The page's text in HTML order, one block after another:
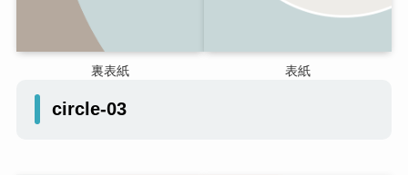
裏表紙 表紙
circle-03